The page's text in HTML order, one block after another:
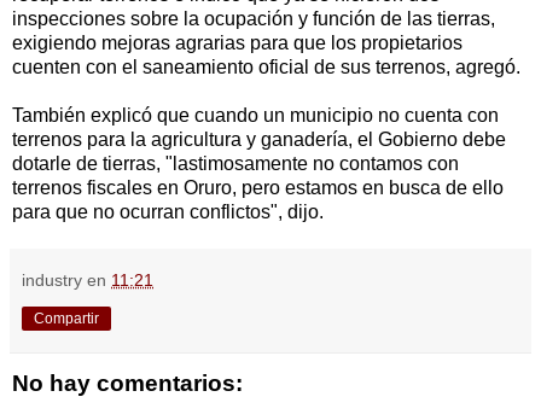
inspecciones sobre la ocupación y función de las tierras,
exigiendo mejoras agrarias para que los propietarios
cuenten con el saneamiento oficial de sus terrenos, agregó.
También explicó que cuando un municipio no cuenta con
terrenos para la agricultura y ganadería, el Gobierno debe
dotarle de tierras, "lastimosamente no contamos con
terrenos fiscales en Oruro, pero estamos en busca de ello
para que no ocurran conflictos", dijo.
industry en 11:21
Compartir
No hay comentarios: